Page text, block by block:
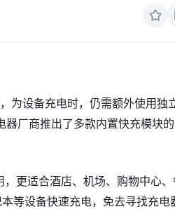
为设备充电时，仍需额外使用独
器厂商推出了多款内置快充模块
更适合酒店、机场、购物中心
等设备快速充电，免去寻找充电